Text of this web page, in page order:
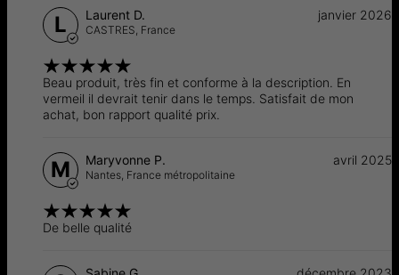
L Laurent D.
CASTRES, France
janvier 2026
Beau produit, très fin et conforme à la description. En
vermeil il devrait tenir dans le temps. Satisfait de mon
achat, bon rapport qualité prix.
M Maryvonne P.
Nantes, France métropolitaine
avril 2025
De belle qualité